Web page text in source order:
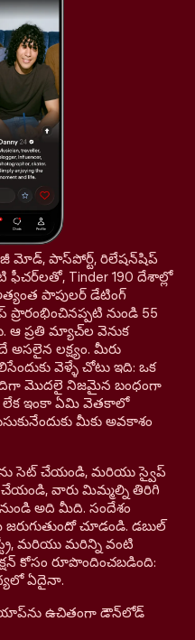
మోడ్, పాస్‌పోర్ట్, రిలేషన్‌షిప్
Tinder 190 దేశాల్లో
పాపులర్ డేటింగ్
నుండి 55
ప్రతి మ్యాచ్‌ల వెనుక
అసలైన లక్ష్యం. మీరు
వెళ్ళే చోటు ఇది: ఒక
మొదలై నిజమైన బంధంగా
లేక ఇంకా ఏమి వెతకాలో
మీకు అవకాశం
సెట్ చేయండి, మరియు స్వైప్
చేయండి, వారు మిమ్మల్ని తిరిగి
అది మీది. సందేశం
చూడండి. డబుల్
మరియు మరిన్ని వంటి
కోసం రూపొందించబడింది:
ఏదైనా.
యాప్‌ను ఉచితంగా డౌన్‌లోడ్